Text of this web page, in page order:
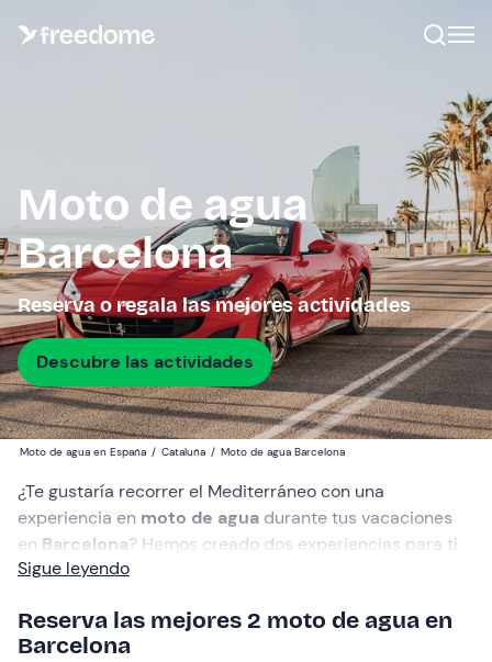
Moto de agua
Barcelona
Reserva o regala las mejores actividades
Descubre las actividades
Moto de agua en España / Cataluña / Moto de agua Barcelona
¿Te gustaría recorrer el Mediterráneo con una
experiencia en moto de agua durante tus vacaciones
en Barcelona? Hemos creado dos experiencias para ti
que te permitirán admirar la belleza de la
pilotar tu embarcación.
Sigue leyendo
Reserva las mejores 2 moto de agua en
Barcelona